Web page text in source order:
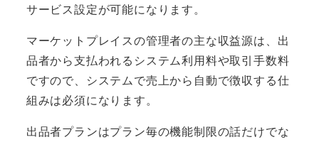
サービス設定が可能になります。
マーケットプレイスの管理者の主な収益源は、出
品者から支払われるシステム利用料や取引手数料
ですので、システムで売上から自動で徴収する仕
組みは必須になります。
出品者プランはプラン毎の機能制限の話だけでな